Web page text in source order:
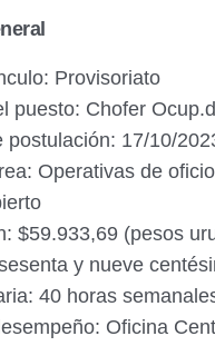
Provisoriato
puesto: Chofer
postulación: 17/10/
Operativas de oficio
$59.933,69 (pesos
y nueve
40 horas
Oficina